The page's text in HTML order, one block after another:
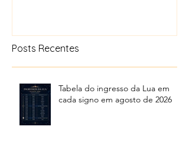
Posts Recentes
Tabela do ingresso da Lua em
cada signo em agosto de 2026